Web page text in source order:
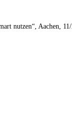
nutzen“, Aachen,